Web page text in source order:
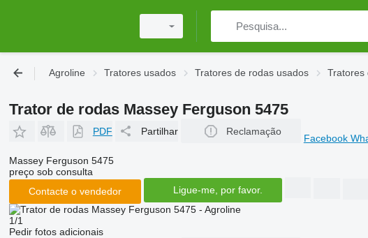
Agroline Tratores usados Tratores de rodas usados Tratores
Trator de rodas Massey Ferguson 5475
PDF Partilhar Reclamação
Facebook
Massey Ferguson 5475
preço sob consulta
Contacte o vendedor
Ligue-me, por favor.
1/1
Pedir fotos adicionais